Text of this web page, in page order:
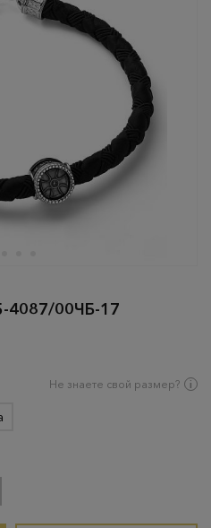
4087/00ЧБ-17
Не знаете свой размер?